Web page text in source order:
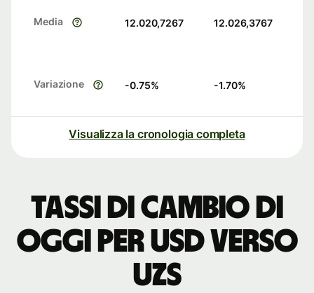
Media 12.020,7267 12.026,3767
Variazione -0.75% -1.70%
Visualizza la cronologia completa
Tassi di cambio di
oggi per USD verso
UZS